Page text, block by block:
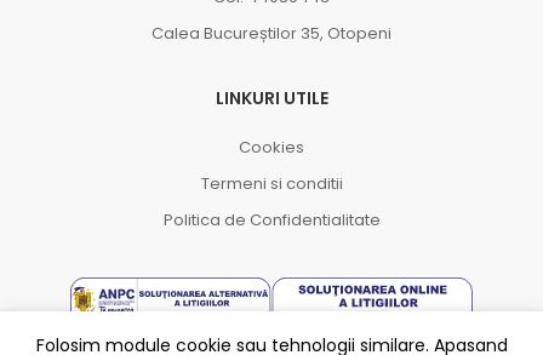
Calea Bucureștilor 35, Otopeni
LINKURI UTILE
Cookies
Termeni si conditii
Politica de Confidentialitate
Folosim module cookie sau tehnologii similare. Apasand